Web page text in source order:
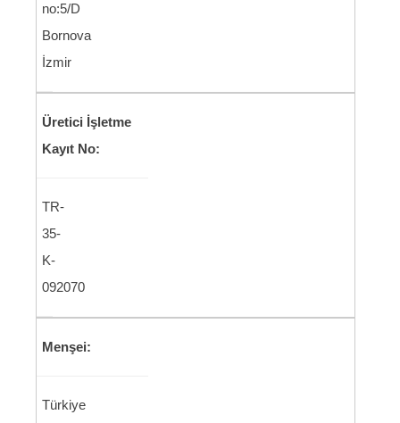
no:5/D
Bornova
İzmir
Üretici İşletme
Kayıt No:
TR-
35-
K-
092070
Menşei:
Türkiye